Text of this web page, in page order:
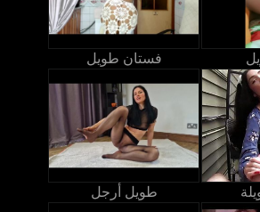
فستان طويل
طويل أرجل